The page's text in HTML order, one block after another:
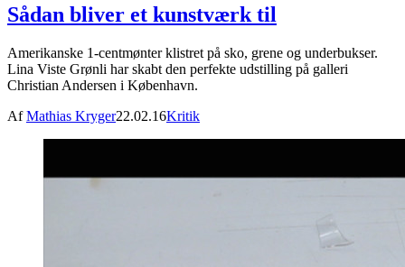
Sådan bliver et kunstværk til
Amerikanske 1-centmønter klistret på sko, grene og underbukser.
Lina Viste Grønli har skabt den perfekte udstilling på galleri
Christian Andersen i København.
AfMathias Kryger22.02.16Kritik